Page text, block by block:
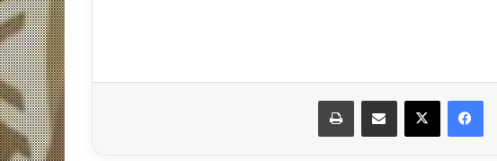
فيسبوكX مشاركة عبر البريد طباعة